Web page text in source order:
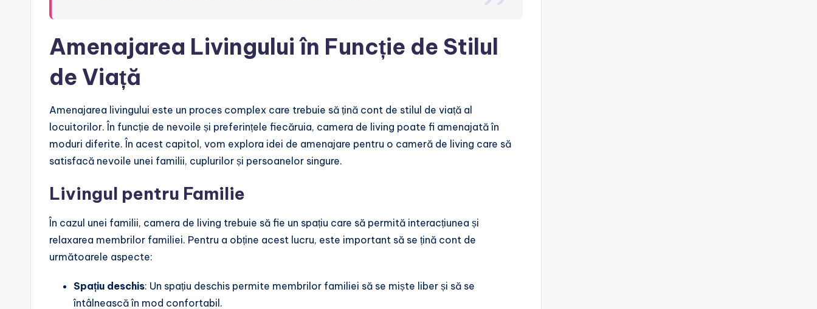
Amenajarea Livingului în Funcție de Stilul
de Viață
Amenajarea livingului este un proces complex care trebuie să țină cont de stilul de viață al
locuitorilor. În funcție de nevoile și preferințele fiecăruia, camera de living poate fi amenajată în
moduri diferite. În acest capitol, vom explora idei de amenajare pentru o cameră de living care să
satisfacă nevoile unei familii, cuplurilor și persoanelor singure.
Livingul pentru Familie
În cazul unei familii, camera de living trebuie să fie un spațiu care să permită interacțiunea și
relaxarea membrilor familiei. Pentru a obține acest lucru, este important să se țină cont de
următoarele aspecte:
Spațiu deschis: Un spațiu deschis permite membrilor familiei să se miște liber și să se
întâlnească în mod confortabil.